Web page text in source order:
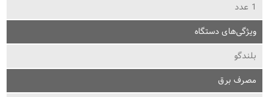
1 عدد
ویژگی‌های دستگاه
بلندگو
مصرف برق